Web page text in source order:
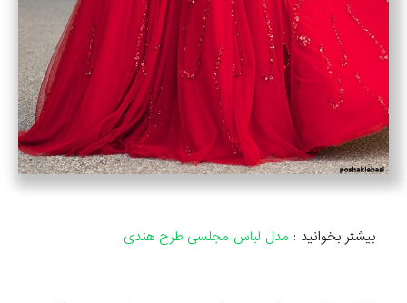
بیشتر بخوانید : مدل لباس مجلسی طرح هندی